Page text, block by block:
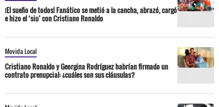
¡El sueño de todos! Fanático se metió a la cancha, abrazó, cargó
e hizo el ‘siu’ con Cristiano Ronaldo
Movida Local
Cristiano Ronaldo y Georgina Rodríguez habrían firmado un
contrato prenupcial: ¿cuáles son sus cláusulas?